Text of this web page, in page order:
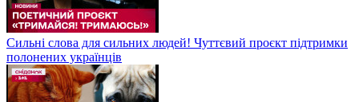
Сильні слова для сильних людей! Чуттєвий проєкт підтримки
полонених українців